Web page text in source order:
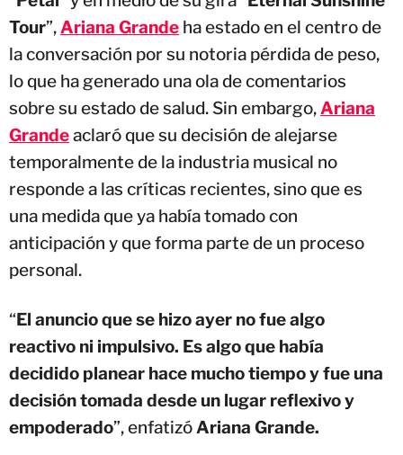
Tour”, Ariana Grandeha estado en el centro de
la conversación por su notoria pérdida de peso,
lo que ha generado una ola de comentarios
sobre su estado de salud. Sin embargo, Ariana
Grandeaclaró que su decisión de alejarse
temporalmente de la industria musical no
responde a las críticas recientes, sino que es
una medida que ya había tomado con
anticipación y que forma parte de un proceso
personal.
reactivo ni impulsivo. Es algo que había
decidido planear hace mucho tiempo y fue una
decisión tomada desde un lugar reflexivo y
empoderado”, enfatizóAriana Grande.